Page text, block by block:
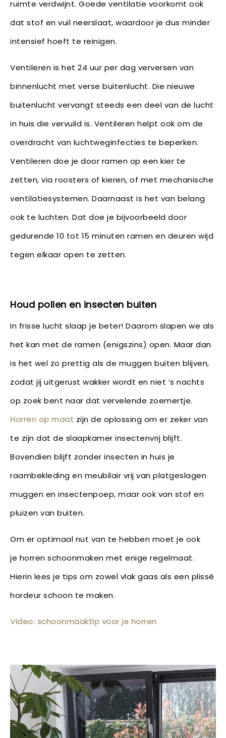
ruimte verdwijnt. Goede ventilatie voorkomt ook
dat stof en vuil neerslaat, waardoor je dus minder
intensief hoeft te reinigen.
Ventileren is het 24 uur per dag verversen van
binnenlucht met verse buitenlucht. Die nieuwe
buitenlucht vervangt steeds een deel van de lucht
in huis die vervuild is. Ventileren helpt ook om de
overdracht van luchtweginfecties te beperken.
Ventileren doe je door ramen op een kier te
zetten, via roosters of kieren, of met mechanische
ventilatiesystemen. Daarnaast is het van belang
ook te luchten. Dat doe je bijvoorbeeld door
gedurende 10 tot 15 minuten ramen en deuren wijd
tegen elkaar open te zetten.
Houd pollen en insecten buiten
In frisse lucht slaap je beter! Daarom slapen we als
het kan met de ramen (enigszins) open. Maar dan
is het wel zo prettig als de muggen buiten blijven,
zodat jij uitgerust wakker wordt en niet ‘s nachts
op zoek bent naar dat vervelende zoemertje.
Horren op maat zijn de oplossing om er zeker van
te zijn dat de slaapkamer insectenvrij blijft.
Bovendien blijft zonder insecten in huis je
raambekleding en meubilair vrij van platgeslagen
muggen en insectenpoep, maar ook van stof en
pluizen van buiten.
Om er optimaal nut van te hebben moet je ook
je horren schoonmaken met enige regelmaat.
Hierin lees je tips om zowel vlak gaas als een plissé
hordeur schoon te maken.
Video: schoonmaaktip voor je horren